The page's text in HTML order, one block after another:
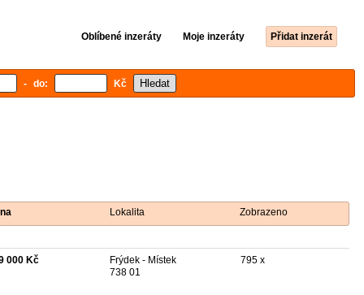
Oblíbené inzeráty Moje inzeráty Přidat inzerát
- do: Kč
Lokalita Zobrazeno
000 Kč
Frýdek - Místek
738 01
795 x